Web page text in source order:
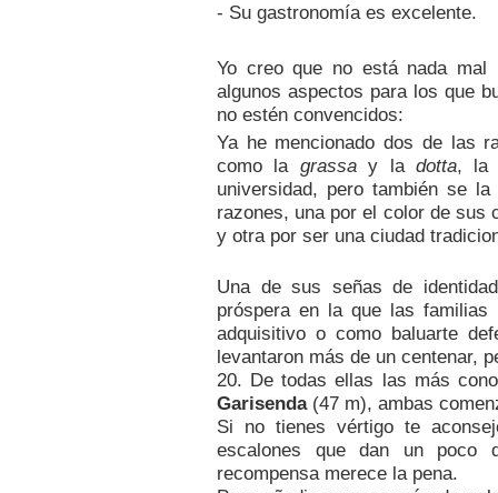
- Su gastronomía es excelente.
Yo creo que no está nada mal
algunos aspectos para los que
no estén convencidos:
Ya he mencionado dos de las
como la grassay ladotta, la
universidad, pero también se
razones, una por el color de sus
y otra por ser una ciudad
Una de sus señas de
próspera en la que las
adquisitivo o como baluarte
levantaron más de un centenar,
20. De todas ellas las más
Garisenda(47 m), ambas
Si no tienes vértigo te
escalones que dan un poco
recompensa merece la pena.